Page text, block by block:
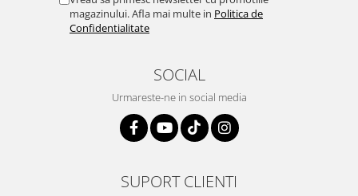
magazinului. Afla mai multe in Politica de
Confidentialitate
SOCIAL
Urmareste-ne in social media
SUPORT CLIENTI